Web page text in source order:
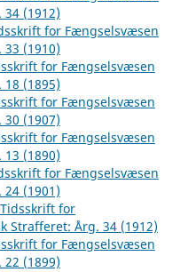
(1912)
for Fængselsvæsen
(1910)
for Fængselsvæsen
(1895)
for Fængselsvæsen
(1907)
for Fængselsvæsen
(1890)
for Fængselsvæsen
(1901)
for
Strafferet: Årg. 34 (1912)
for Fængselsvæsen
(1899)